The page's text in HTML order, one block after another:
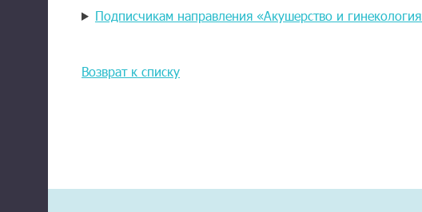
Подписчикам направления «Акушерство и
Возврат к списку